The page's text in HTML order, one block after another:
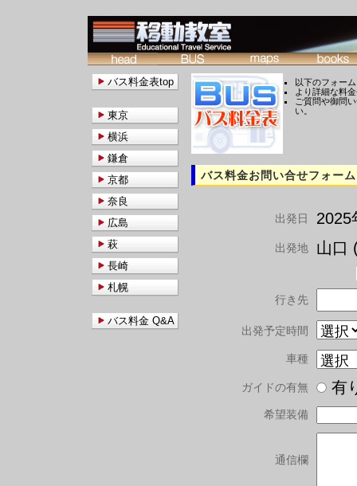
以下のフォー
より詳細な料
ご質問や御問
い。
バス料金お問い合せフォーム
出発日 2025
出発地 山口
行き先
出発予定時間
車種
ガイドの有無
希望装備
通信欄
バス料金表top
東京
横浜
鎌倉
京都
奈良
広島
萩
長崎
札幌
バス料金 Q&A